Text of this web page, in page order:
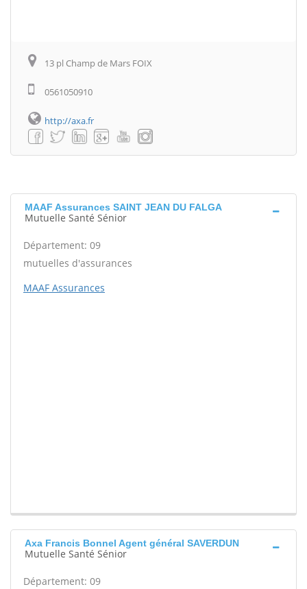
13 pl Champ de Mars FOIX
0561050910
http://axa.fr
MAAF Assurances SAINT JEAN DU FALGA
Mutuelle Santé Sénior
Département: 09
mutuelles d'assurances
MAAF Assurances
Axa Francis Bonnel Agent général SAVERDUN
Mutuelle Santé Sénior
Département: 09